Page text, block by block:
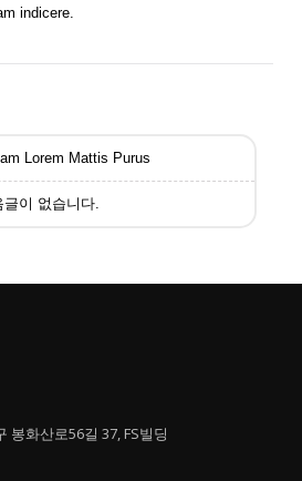
indicere.
Lorem Mattis Purus
글이 없습니다.
봉화산로56길 37, FS빌딩